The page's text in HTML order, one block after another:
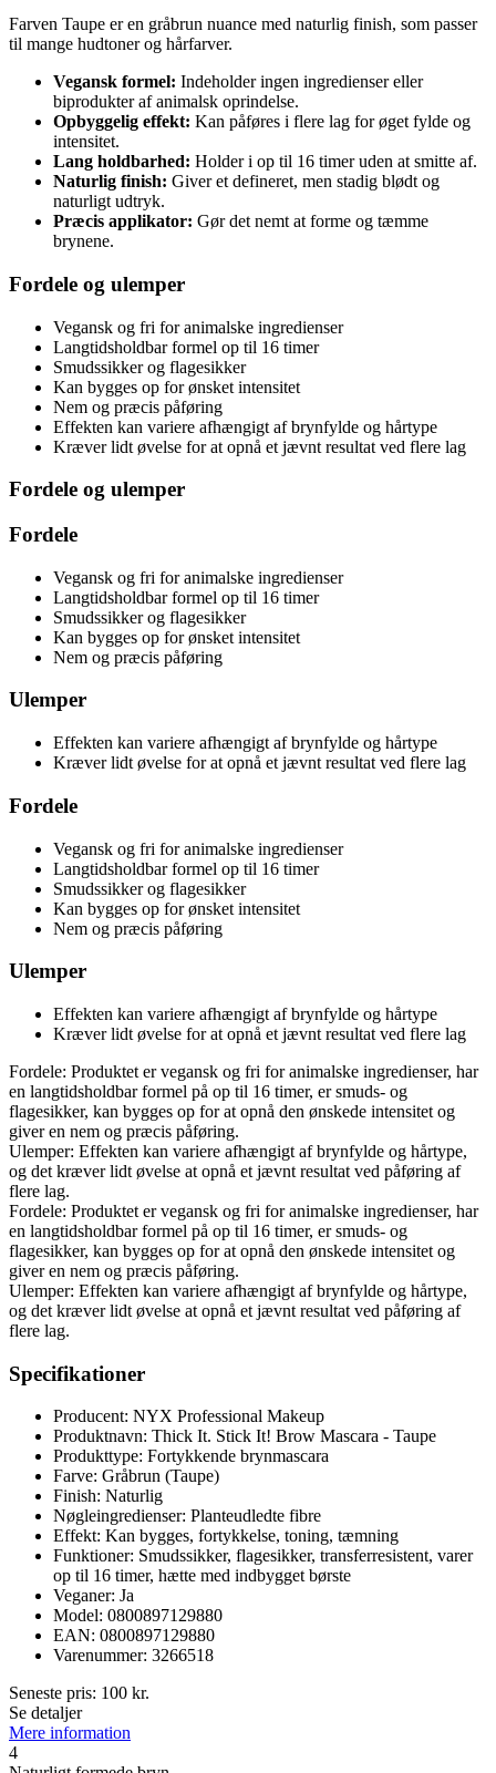
Farven Taupe er en gråbrun nuance med naturlig finish, som passer
til mange hudtoner og hårfarver.
Vegansk formel: Indeholder ingen ingredienser eller
biprodukter af animalsk oprindelse.
Opbyggelig effekt: Kan påføres i flere lag for øget fylde og
intensitet.
Lang holdbarhed: Holder i op til 16 timer uden at smitte af.
Naturlig finish: Giver et defineret, men stadig blødt og
naturligt udtryk.
Præcis applikator: Gør det nemt at forme og tæmme
brynene.
Fordele og ulemper
Vegansk og fri for animalske ingredienser
Langtidsholdbar formel op til 16 timer
Smudssikker og flagesikker
Kan bygges op for ønsket intensitet
Nem og præcis påføring
Effekten kan variere afhængigt af brynfylde og hårtype
Kræver lidt øvelse for at opnå et jævnt resultat ved flere lag
Fordele og ulemper
Fordele
Vegansk og fri for animalske ingredienser
Langtidsholdbar formel op til 16 timer
Smudssikker og flagesikker
Kan bygges op for ønsket intensitet
Nem og præcis påføring
Ulemper
Effekten kan variere afhængigt af brynfylde og hårtype
Kræver lidt øvelse for at opnå et jævnt resultat ved flere lag
Fordele
Vegansk og fri for animalske ingredienser
Langtidsholdbar formel op til 16 timer
Smudssikker og flagesikker
Kan bygges op for ønsket intensitet
Nem og præcis påføring
Ulemper
Effekten kan variere afhængigt af brynfylde og hårtype
Kræver lidt øvelse for at opnå et jævnt resultat ved flere lag
Fordele: Produktet er vegansk og fri for animalske ingredienser, har
en langtidsholdbar formel på op til 16 timer, er smuds- og
flagesikker, kan bygges op for at opnå den ønskede intensitet og
giver en nem og præcis påføring.
Ulemper: Effekten kan variere afhængigt af brynfylde og hårtype,
og det kræver lidt øvelse at opnå et jævnt resultat ved påføring af
flere lag.
Fordele: Produktet er vegansk og fri for animalske ingredienser, har
en langtidsholdbar formel på op til 16 timer, er smuds- og
flagesikker, kan bygges op for at opnå den ønskede intensitet og
giver en nem og præcis påføring.
Ulemper: Effekten kan variere afhængigt af brynfylde og hårtype,
og det kræver lidt øvelse at opnå et jævnt resultat ved påføring af
flere lag.
Specifikationer
Producent: NYX Professional Makeup
Produktnavn: Thick It. Stick It! Brow Mascara - Taupe
Produkttype: Fortykkende brynmascara
Farve: Gråbrun (Taupe)
Finish: Naturlig
Nøgleingredienser: Planteudledte fibre
Effekt: Kan bygges, fortykkelse, toning, tæmning
Funktioner: Smudssikker, flagesikker, transferresistent, varer
op til 16 timer, hætte med indbygget børste
Veganer: Ja
Model: 0800897129880
EAN: 0800897129880
Varenummer: 3266518
Seneste pris: 100 kr.
Se detaljer
Mere information
4